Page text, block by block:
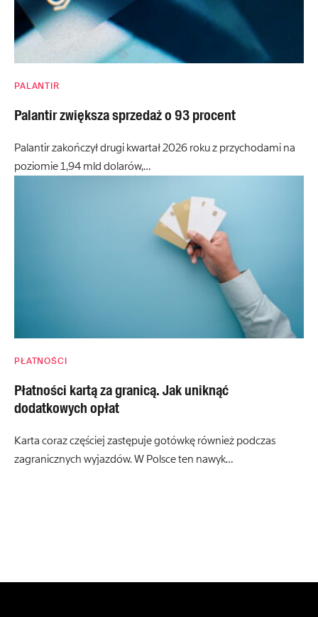
PALANTIR
Palantir zwiększa sprzedaż o 93 procent
Palantir zakończył drugi kwartał 2026 roku z przychodami na
poziomie 1,94 mld dolarów,…
PŁATNOŚCI
Płatności kartą za granicą. Jak uniknąć
dodatkowych opłat
Karta coraz częściej zastępuje gotówkę również podczas
zagranicznych wyjazdów. W Polsce ten nawyk…